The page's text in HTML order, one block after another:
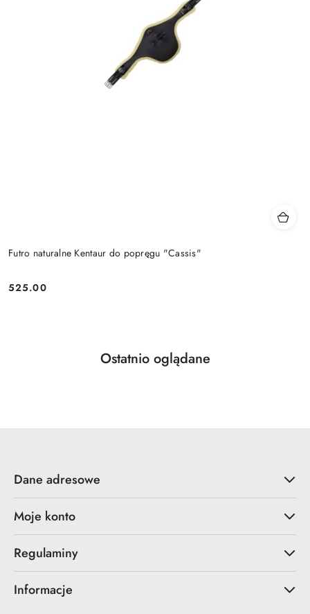
Futro naturalne Kentaur do popręgu "Cassis"
Cena:
525.00
Pomiń karuzelę produktów
Produkty
Ostatnio oglądane
Dane adresowe
Moje konto
Regulaminy
Informacje